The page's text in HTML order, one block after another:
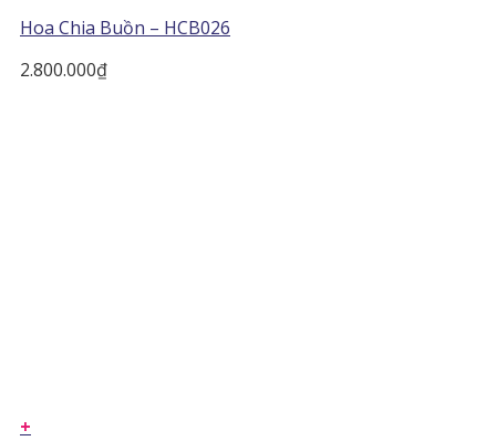
Hoa Chia Buồn – HCB026
2.800.000₫
+